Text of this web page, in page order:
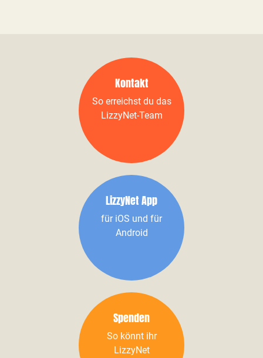
Kontakt
So erreichst du das
LizzyNet-Team
LizzyNet App
für iOS und für
Android
Spenden
So könnt ihr
LizzyNet